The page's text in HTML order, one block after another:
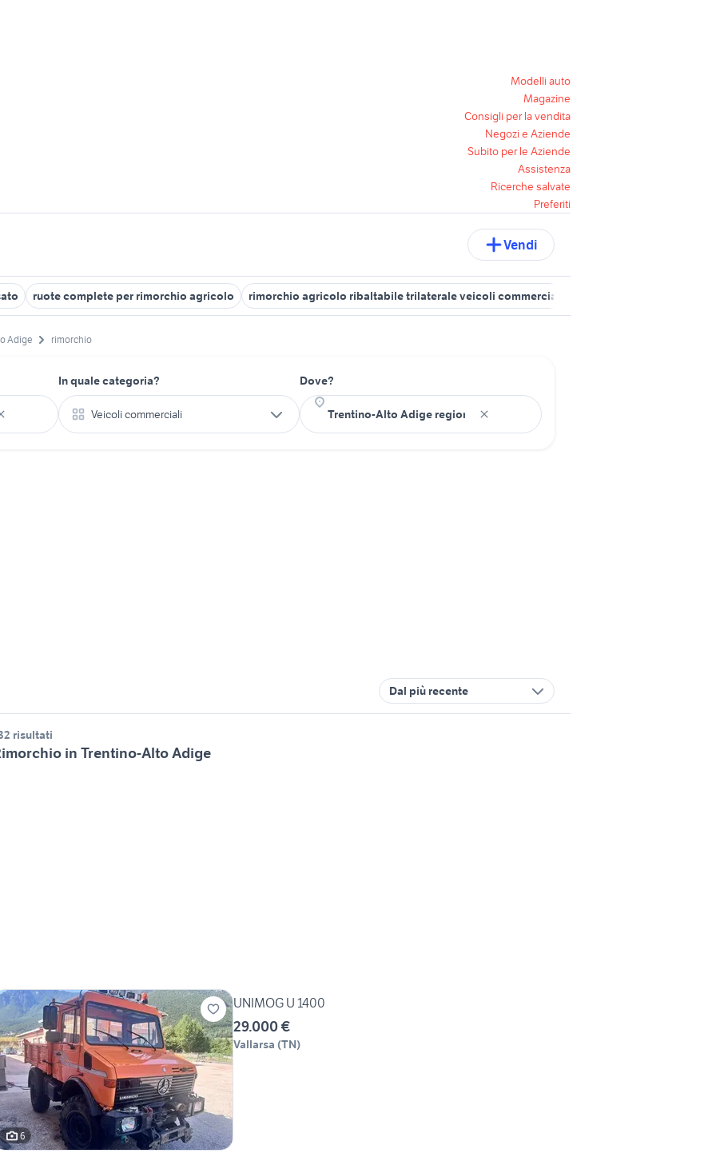
Modelli auto
Magazine
Consigli per la vendita
Negozi e Aziende
Subito per le Aziende
Assistenza
Ricerche salvate
Preferiti
Vendi
ruote complete per rimorchio agricolo rimorchio agricolo ribaltabile trilaterale veicoli commerciali
Adige rimorchio
In quale categoria?
Veicoli commerciali
Dove?
Dal più recente
risultati
in Trentino-Alto Adige
6
UNIMOG U 1400
29.000 €
Vallarsa (TN)